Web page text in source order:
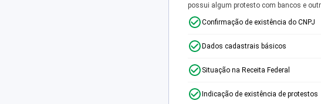
possui algum protesto com bancos e
Confirmação de existência do CNPJ
Dados cadastrais básicos
Situação na Receita Federal
Indicação de existência de protestos